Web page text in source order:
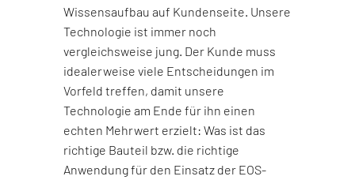
Wissensaufbau auf Kundenseite. Unsere
Technologie ist immer noch
vergleichsweise jung. Der Kunde muss
idealerweise viele Entscheidungen im
Vorfeld treffen, damit unsere
Technologie am Ende für ihn einen
echten Mehrwert erzielt: Was ist das
richtige Bauteil bzw. die richtige
Anwendung für den Einsatz der EOS-